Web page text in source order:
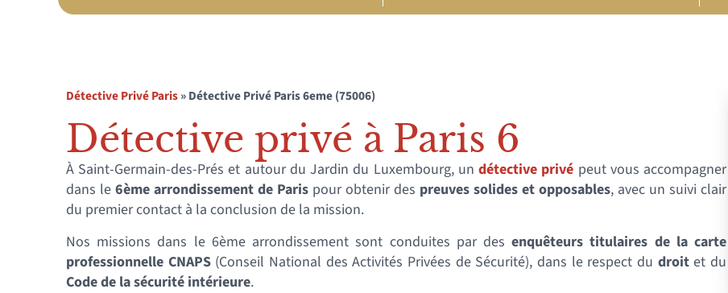
Détective Privé Paris»Détective Privé Paris 6eme (75006)
Détective privé à Paris 6
À Saint-Germain-des-Prés et autour du Jardin du Luxembourg, un détective privé peut vous accompagner
dans le 6ème arrondissement de Paris pour obtenir des preuves solides et opposables, avec un suivi clair
du premier contact à la conclusion de la mission.
Nos missions dans le 6ème arrondissement sont conduites par desenquêteurs titulaires de la carte
professionnelle CNAPS(Conseil National des Activités Privées de Sécurité), dans le respect du droitet du
Code de la sécurité intérieure.